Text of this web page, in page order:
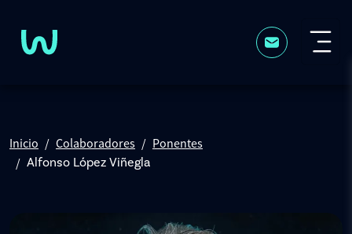
Inicio Colaboradores
Ponentes
Alfonso López Viñegla